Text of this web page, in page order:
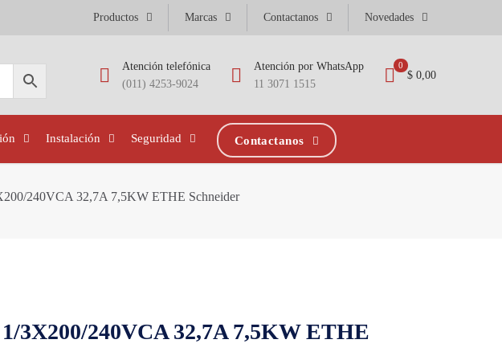
Productos Marcas Contactanos Novedades
Atención telefónica
(011) 4253-9024
Atención por WhatsApp
11 3071 1515
0
$ 0,00
Instalación Seguridad Contactanos
240VCA 32,7A 7,5KW ETHE Schneider
3X200/240VCA 32,7A 7,5KW ETHE